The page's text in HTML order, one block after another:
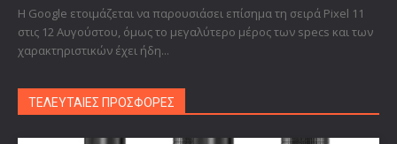
Η Google ετοιμάζεται να παρουσιάσει επίσημα τη σειρά Pixel 11
στις 12 Αυγούστου, όμως το μεγαλύτερο μέρος των specs και των
χαρακτηριστικών έχει ήδη...
ΤΕΛΕΥΤΑΙΕΣ ΠΡΟΣΦΟΡΕΣ